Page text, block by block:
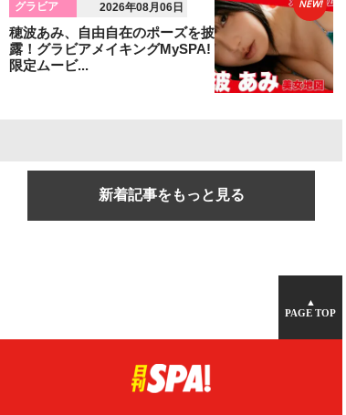
グラビア 2026年08月06日
穂波あみ、自由自在のポーズを披
露！グラビアメイキングMySPA!
限定ムービ...
NEW!
新着記事をもっと見る
▲
PAGE TOP